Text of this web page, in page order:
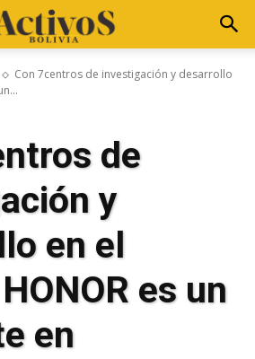
Con 7centros de investigación y desarrollo
de
y
en el
es un
en